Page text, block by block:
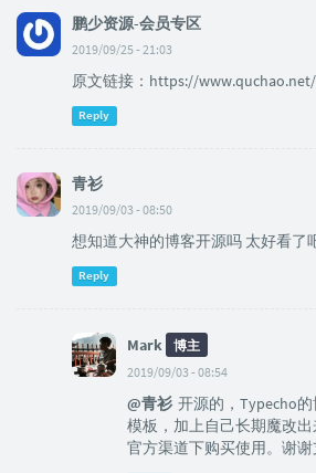
鹏少资源-会员专区
2019/09/25 - 21:03
原文链接：https://www.quchao.net/
Reply
青衫
2019/09/03 - 08:50
想知道大神的博客开源吗 太好看了
Reply
Mark
博主
2019/09/03 - 08:54
@青衫 开源的，Typecho
模板，加上自己长期魔改
官方渠道下购买使用。谢